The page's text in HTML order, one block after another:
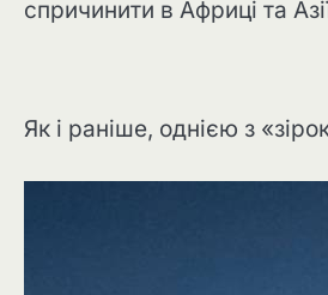
спричинити в Африці та
Як і раніше, однією з